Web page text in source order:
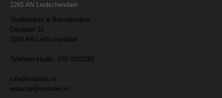
2265 AN Leidschendam
Studioadres & Bezoekadres
Damlaan 32
2265 AN Leidschendam
Telefoon studio: 070-3202266
info@midvliet.nl
redactie@midvliet.nl